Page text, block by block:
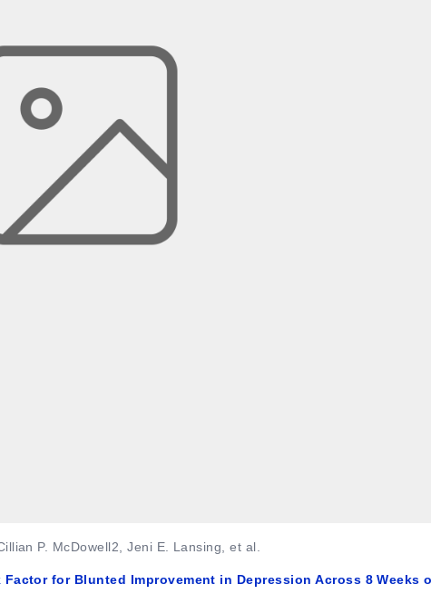
P. McDowell2, Jeni E. Lansing, et al.
for Blunted Improvement in Depression Across 8 Weeks